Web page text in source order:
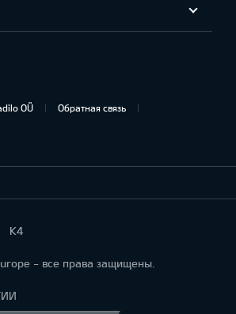
OÜ
Обратная связь
K4
- все права защищены.